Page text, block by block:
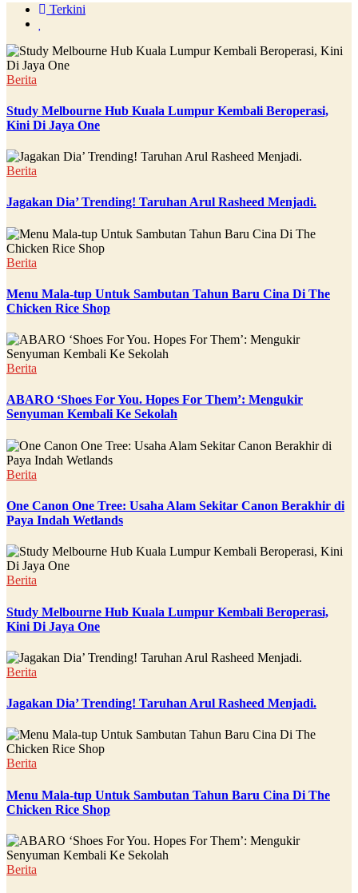
Terkini
Berita
Study Melbourne Hub Kuala Lumpur Kembali Beroperasi,
Kini Di Jaya One
Berita
Jagakan Dia’ Trending! Taruhan Arul Rasheed Menjadi.
Berita
Menu Mala-tup Untuk Sambutan Tahun Baru Cina Di The
Chicken Rice Shop
Berita
ABARO ‘Shoes For You. Hopes For Them’: Mengukir
Senyuman Kembali Ke Sekolah
Berita
One Canon One Tree: Usaha Alam Sekitar Canon Berakhir di
Paya Indah Wetlands
Berita
Study Melbourne Hub Kuala Lumpur Kembali Beroperasi,
Kini Di Jaya One
Berita
Jagakan Dia’ Trending! Taruhan Arul Rasheed Menjadi.
Berita
Menu Mala-tup Untuk Sambutan Tahun Baru Cina Di The
Chicken Rice Shop
Berita